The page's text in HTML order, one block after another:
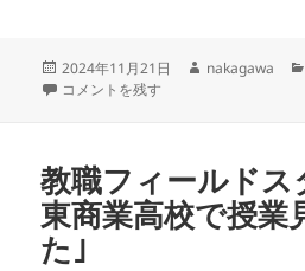
投
稿
2024年11月21日
作
nakagawa
教職フィールドスタディ｢東商デパー
コメントを残す
教職フィールドス
東商業高校で授業
た｣